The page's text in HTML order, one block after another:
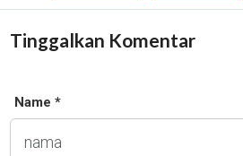
Tinggalkan Komentar
Name *